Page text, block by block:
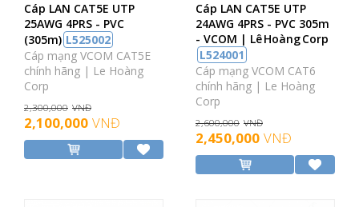
Cáp LAN CAT5E UTP
25AWG 4PRS - PVC
(305m) L525002
Cáp mạng VCOM CAT5E
chính hãng | Le Hoàng
Corp
2,300,000 VNĐ
2,100,000 VNĐ
Cáp LAN CAT5E UTP
24AWG 4PRS - PVC 305m
- VCOM | Lê Hoàng Corp
L524001
Cáp mạng VCOM CAT6
chính hãng | Le Hoàng
Corp
2,600,000 VNĐ
2,450,000 VNĐ